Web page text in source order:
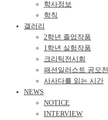
학사정보
학칙
갤러리
2학년 졸업작품
1학년 실험작품
크리틱전시회
패션일러스트 공모전
사사다를 읽는 시간
NEWS
NOTICE
INTERVIEW